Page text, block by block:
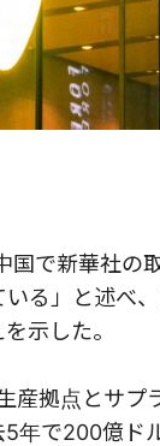
で新華社の
る」と述べ
示した。
拠点とサプ
年で200億ド